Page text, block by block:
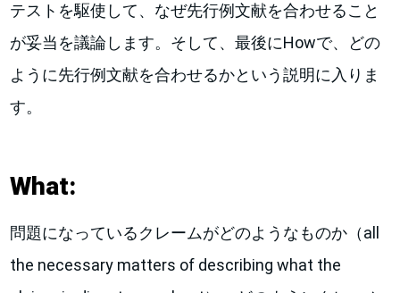
テストを駆使して、なぜ先行例文献を合わせること
が妥当を議論します。そして、最後にHowで、どの
ように先行例文献を合わせるかという説明に入りま
す。
What:
問題になっているクレームがどのようなものか（all
the necessary matters of describing what the